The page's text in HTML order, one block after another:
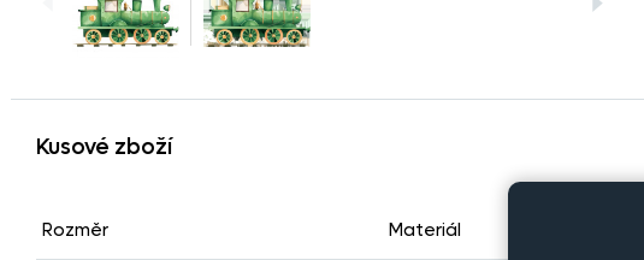
Kusové zboží
Rozměr Materiál